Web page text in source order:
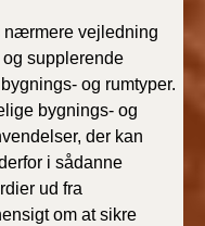
nærmere vejledning
supplerende
og rumtyper.
bygnings- og
der kan
i sådanne
ud fra
om at sikre